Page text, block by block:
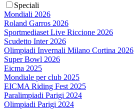
Speciali
Mondiali 2026
Roland Garros 2026
Sportmediaset Live Riccione 2026
Scudetto Inter 2026
Olimpiadi Invernali Milano Cortina 2026
Super Bowl 2026
Eicma 2025
Mondiale per club 2025
EICMA Riding Fest 2025
Paralimpiadi Parigi 2024
Olimpiadi Parigi 2024